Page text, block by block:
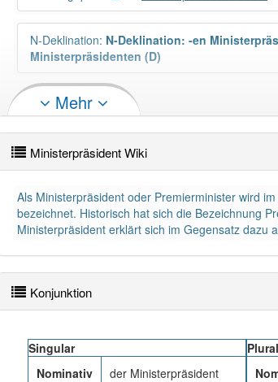
N-Deklination: N-Deklination: -en
Ministerpräsidenten (D)
Wörter mit Endung-ministerpräsident: 1
87% unserer Spielapp-Nutzer haben den
Mehr
Ministerpräsident Wiki
Als Ministerpräsident oder Premierminister wird
bezeichnet. Historisch hat sich die Bezeichnung
Ministerpräsident erklärt sich im Gegensatz dazu
Konjunktion
Singular
Nominativ
der Ministerpräsident
Plural